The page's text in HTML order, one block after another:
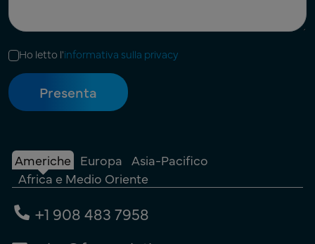
Ho letto l'informativa sulla privacy
Americhe Europa Asia-Pacifico
Africa e Medio Oriente
+1 908 483 7958